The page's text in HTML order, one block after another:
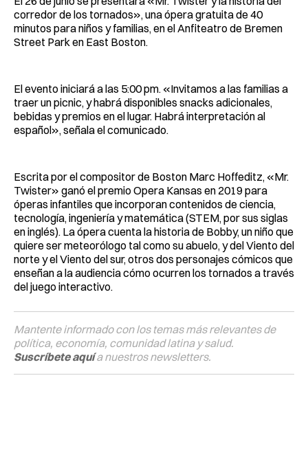
corredor de los tornados», una ópera gratuita de 40
minutos para niños y familias, en el Anfiteatro de Bremen
Street Park en East Boston.
El evento iniciará a las 5:00 pm. «Invitamos a las familias a
traer un picnic, y habrá disponibles snacks adicionales,
bebidas y premios en el lugar. Habrá interpretación al
español», señala el comunicado.
Escrita por el compositor de Boston Marc Hoffeditz, «Mr.
Twister» ganó el premio Opera Kansas en 2019 para
óperas infantiles que incorporan contenidos de ciencia,
tecnología, ingeniería y matemática (STEM, por sus siglas
en inglés). La ópera cuenta la historia de Bobby, un niño que
quiere ser meteorólogo tal como su abuelo, y del Viento del
norte y el Viento del sur, otros dos personajes cómicos que
enseñan a la audiencia cómo ocurren los tornados a través
del juego interactivo.
Mantente informado con los temas más relevantes de
política, economía, comunidad latina y salud.
Suscríbete aquía nuestros newsletters.